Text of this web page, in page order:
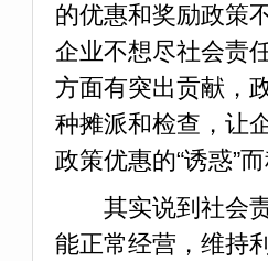
的优惠和奖励政策
企业不想尽社会责
方面有突出贡献，
种摊派和检查，让
政策优惠的“诱惑”
其实说到社会责
能正常经营，维持